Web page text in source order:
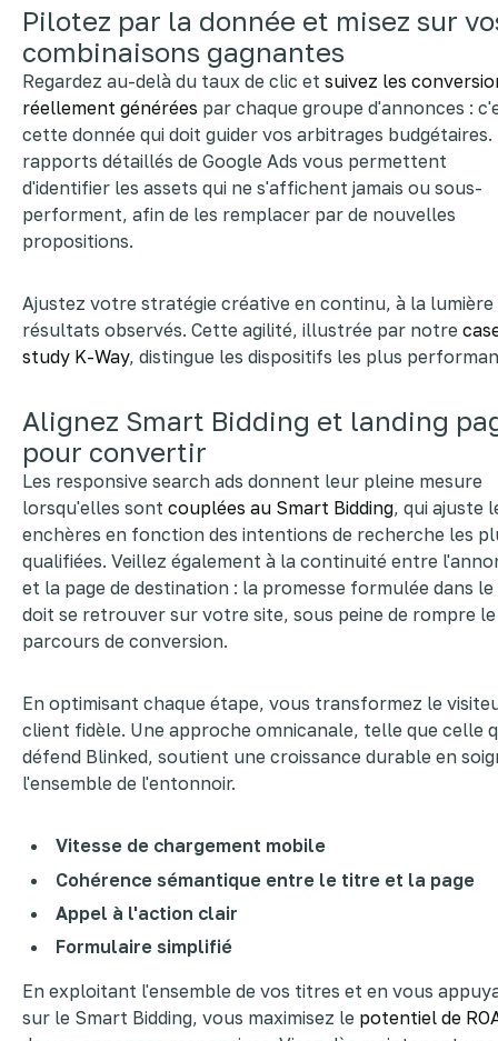
Pilotez par la donnée et misez sur
combinaisons gagnantes
Regardez au-delà du taux de clic et suivez les
réellement générées par chaque groupe d'annonces :
cette donnée qui doit guider vos arbitrages budgétaires.
rapports détaillés de Google Ads vous permettent
d'identifier les assets qui ne s'affichent jamais ou sous-
performent, afin de les remplacer par de nouvelles
propositions.
Ajustez votre stratégie créative en continu, à la lumière
résultats observés. Cette agilité, illustrée par notre
study K-Way, distingue les dispositifs les plus
Alignez Smart Bidding et landing
pour convertir
Les responsive search ads donnent leur pleine mesure
lorsqu'elles sont couplées au Smart Bidding, qui ajuste
enchères en fonction des intentions de recherche les
qualifiées. Veillez également à la continuité entre
et la page de destination : la promesse formulée dans
doit se retrouver sur votre site, sous peine de rompre le
parcours de conversion.
En optimisant chaque étape, vous transformez le
client fidèle. Une approche omnicanale, telle que celle
défend Blinked, soutient une croissance durable en
l'ensemble de l'entonnoir.
Vitesse de chargement mobile
Cohérence sémantique entre le titre et la page
Appel à l'action clair
Formulaire simplifié
En exploitant l'ensemble de vos titres et en vous
sur le Smart Bidding, vous maximisez le potentiel de